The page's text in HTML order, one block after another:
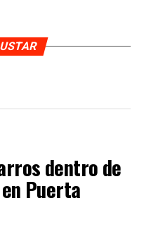
dentro de
Puerta